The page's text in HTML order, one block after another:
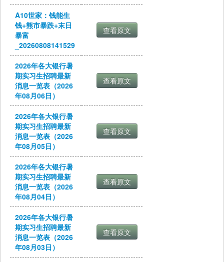
A10世家：钱能生
钱+熊市暴跌+末日
暴富
_20260808141529
2026年各大银行暑
期实习生招聘最新
消息一览表（2026
年08月06日）
2026年各大银行暑
期实习生招聘最新
消息一览表（2026
年08月05日）
2026年各大银行暑
期实习生招聘最新
消息一览表（2026
年08月04日）
2026年各大银行暑
期实习生招聘最新
消息一览表（2026
年08月03日）